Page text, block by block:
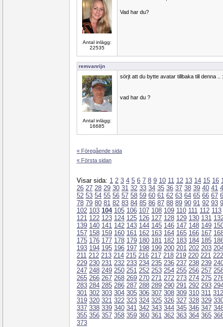
Antal inlägg:
22535
Vad har du?
remvanrijn
Antal inlägg:
16685
sörjt att du bytte avatar tillbaka till denna ..
vad har du ?
« Föregående sida
« Första sidan
Visar sida: 1 2 3 4 5 6 7 8 9 10 11 12 13 14 15 16
26 27 28 29 30 31 32 33 34 35 36 37 38 39 40 41
52 53 54 55 56 57 58 59 60 61 62 63 64 65 66 67
78 79 80 81 82 83 84 85 86 87 88 89 90 91 92 93
102 103 104 105 106 107 108 109 110 111 112 113
121 122 123 124 125 126 127 128 129 130 131
139 140 141 142 143 144 145 146 147 148 149
157 158 159 160 161 162 163 164 165 166 167
175 176 177 178 179 180 181 182 183 184 185
193 194 195 196 197 198 199 200 201 202 203
211 212 213 214 215 216 217 218 219 220 221 222
229 230 231 232 233 234 235 236 237 238 239
247 248 249 250 251 252 253 254 255 256 257
265 266 267 268 269 270 271 272 273 274 275
283 284 285 286 287 288 289 290 291 292 293
301 302 303 304 305 306 307 308 309 310 311 312
319 320 321 322 323 324 325 326 327 328 329
337 338 339 340 341 342 343 344 345 346 347
355 356 357 358 359 360 361 362 363 364 365
373